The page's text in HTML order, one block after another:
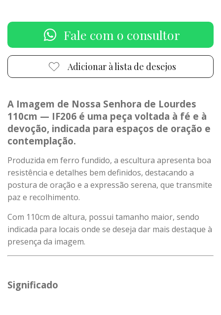
Fale com o consultor
Adicionar à lista de desejos
A Imagem de Nossa Senhora de Lourdes
110cm — IF206 é uma peça voltada à fé e à
devoção, indicada para espaços de oração e
contemplação.
Produzida em ferro fundido, a escultura apresenta boa
resistência e detalhes bem definidos, destacando a
postura de oração e a expressão serena, que transmite
paz e recolhimento.
Com 110cm de altura, possui tamanho maior, sendo
indicada para locais onde se deseja dar mais destaque à
presença da imagem.
Significado